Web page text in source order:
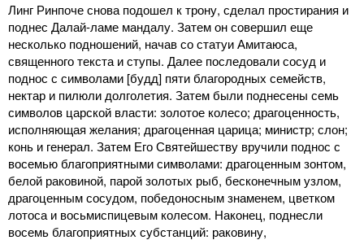
Линг Ринпоче снова подошел к трону, сделал простирания и
поднес Далай-ламе мандалу. Затем он совершил еще
несколько подношений, начав со статуи Амитаюса,
священного текста и ступы. Далее последовали сосуд и
поднос с символами [будд] пяти благородных семейств,
нектар и пилюли долголетия. Затем были поднесены семь
символов царской власти: золотое колесо; драгоценность,
исполняющая желания; драгоценная царица; министр; слон;
конь и генерал. Затем Его Святейшеству вручили поднос с
восемью благоприятными символами: драгоценным зонтом,
белой раковиной, парой золотых рыб, бесконечным узлом,
драгоценным сосудом, победоносным знаменем, цветком
лотоса и восьмиспицевым колесом. Наконец, поднесли
восемь благоприятных субстанций: раковину,